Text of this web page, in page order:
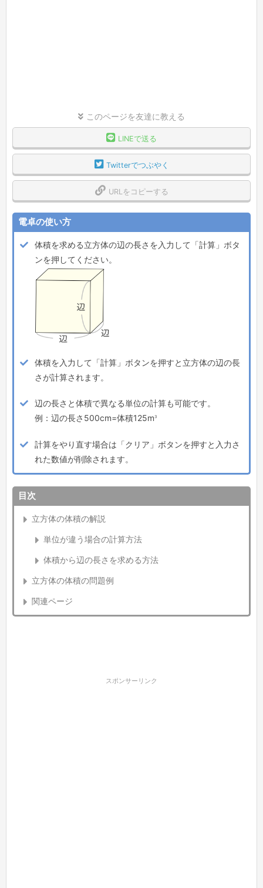
このページを友達に教える
LINEで送る
Twitterでつぶやく
URLをコピーする
電卓の使い方
体積を求める立方体の辺の長さを入力して「計算」ボタ
ンを押してください。
体積を入力して「計算」ボタンを押すと立方体の辺の長
さが計算されます。
辺の長さと体積で異なる単位の計算も可能です。
例：辺の長さ500cm=体積125m 3
計算をやり直す場合は「クリア」ボタンを押すと入力さ
れた数値が削除されます。
目次
立方体の体積の解説
単位が違う場合の計算方法
体積から辺の長さを求める方法
立方体の体積の問題例
関連ページ
スポンサーリンク